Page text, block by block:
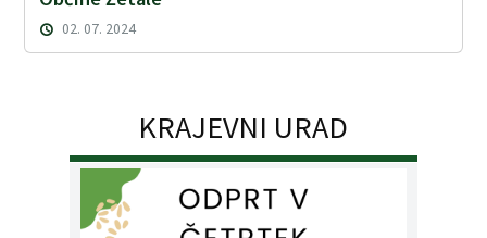
02. 07. 2024
KRAJEVNI URAD